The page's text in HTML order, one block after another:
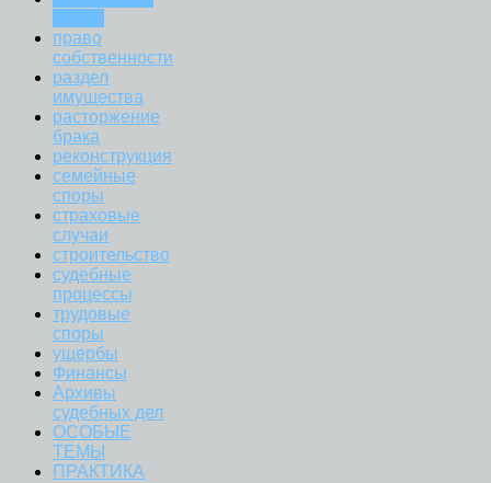
право
собственности
раздел
имущества
расторжение
брака
реконструкция
семейные
споры
страховые
случаи
строительство
судебные
процессы
трудовые
споры
ущербы
Финансы
Архивы
судебных дел
ОСОБЫЕ
ТЕМЫ
ПРАКТИКА